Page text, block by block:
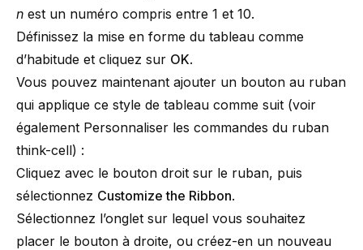
n est un numéro compris entre 1 et 10.
Définissez la mise en forme du tableau comme
d’habitude et cliquez sur OK.
Vous pouvez maintenant ajouter un bouton au ruban
qui applique ce style de tableau comme suit (voir
également Personnaliser les commandes du ruban
think-cell) :
Cliquez avec le bouton droit sur le ruban, puis
sélectionnez Customize the Ribbon.
Sélectionnez l’onglet sur lequel vous souhaitez
placer le bouton à droite, ou créez-en un nouveau